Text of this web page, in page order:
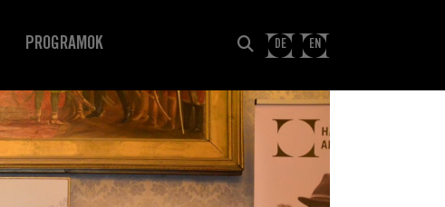
PROGRAMOK DE EN